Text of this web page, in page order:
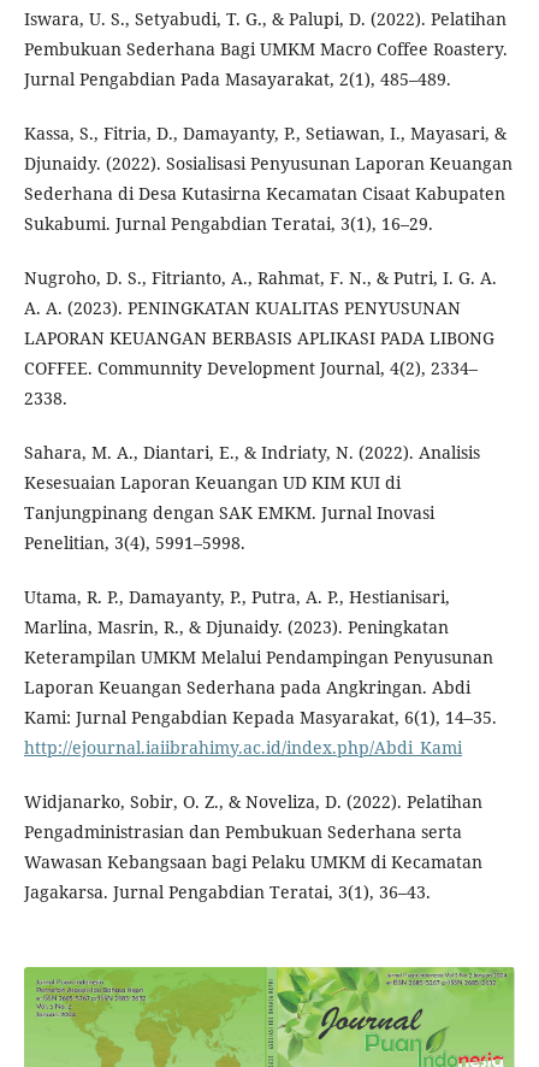
Iswara, U. S., Setyabudi, T. G., & Palupi, D. (2022). Pelatihan
Pembukuan Sederhana Bagi UMKM Macro Coffee Roastery.
Jurnal Pengabdian Pada Masayarakat, 2(1), 485–489.
Kassa, S., Fitria, D., Damayanty, P., Setiawan, I., Mayasari, &
Djunaidy. (2022). Sosialisasi Penyusunan Laporan Keuangan
Sederhana di Desa Kutasirna Kecamatan Cisaat Kabupaten
Sukabumi. Jurnal Pengabdian Teratai, 3(1), 16–29.
Nugroho, D. S., Fitrianto, A., Rahmat, F. N., & Putri, I. G. A.
A. A. (2023). PENINGKATAN KUALITAS PENYUSUNAN
LAPORAN KEUANGAN BERBASIS APLIKASI PADA LIBONG
COFFEE. Communnity Development Journal, 4(2), 2334–
2338.
Sahara, M. A., Diantari, E., & Indriaty, N. (2022). Analisis
Kesesuaian Laporan Keuangan UD KIM KUI di
Tanjungpinang dengan SAK EMKM. Jurnal Inovasi
Penelitian, 3(4), 5991–5998.
Utama, R. P., Damayanty, P., Putra, A. P., Hestianisari,
Marlina, Masrin, R., & Djunaidy. (2023). Peningkatan
Keterampilan UMKM Melalui Pendampingan Penyusunan
Laporan Keuangan Sederhana pada Angkringan. Abdi
Kami: Jurnal Pengabdian Kepada Masyarakat, 6(1), 14–35.
http://ejournal.iaiibrahimy.ac.id/index.php/Abdi_Kami
Widjanarko, Sobir, O. Z., & Noveliza, D. (2022). Pelatihan
Pengadministrasian dan Pembukuan Sederhana serta
Wawasan Kebangsaan bagi Pelaku UMKM di Kecamatan
Jagakarsa. Jurnal Pengabdian Teratai, 3(1), 36–43.